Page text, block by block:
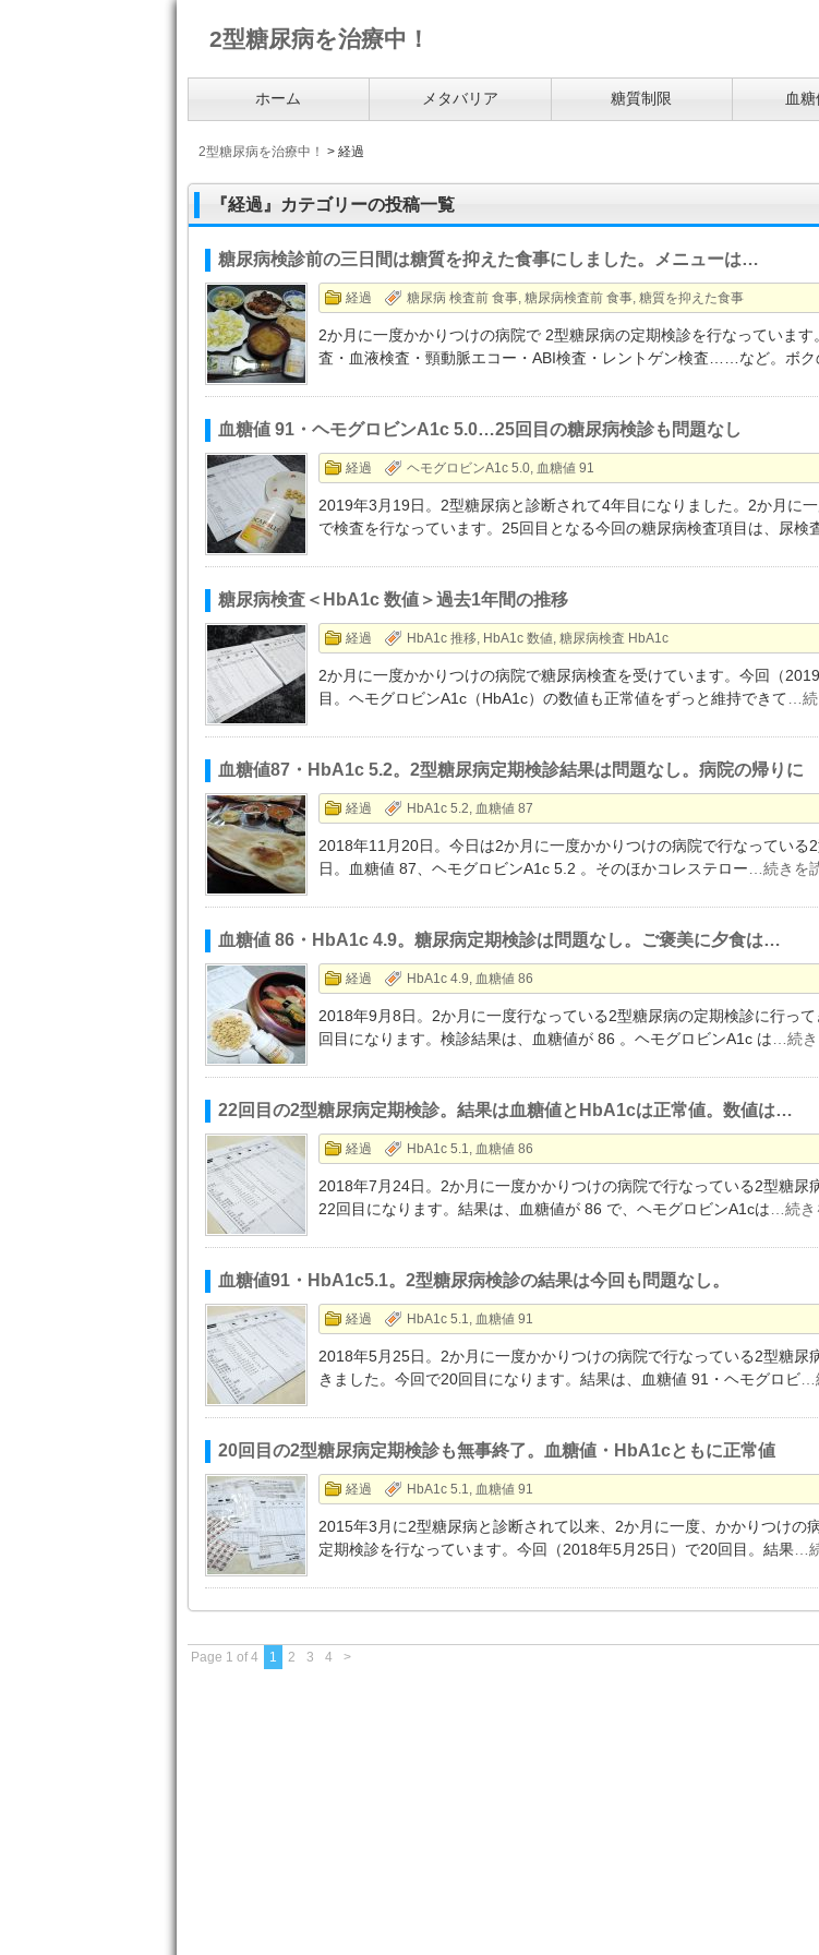
2型糖尿病を治療中！
ホーム メタバリア 糖質制限 血
2型糖尿病を治療中！ > 経過
『経過』カテゴリーの投稿一覧
糖尿病検診前の三日間は糖質を抑えた食事にしました。メニューは…
経過 糖尿病 検査前 食事, 糖尿病検査前 食事, 糖質を抑えた食事
2か月に一度かかりつけの病院で 2型糖尿病の定期検診を行なっています
査・血液検査・頸動脈エコー・ABI検査・レントゲン検査……など。ボク
血糖値 91・ヘモグロビンA1c 5.0…25回目の糖尿病検診も問題なし
経過 ヘモグロビンA1c 5.0, 血糖値 91
2019年3月19日。2型糖尿病と診断されて4年目になりました。2か月に
で検査を行なっています。25回目となる今回の糖尿病検査項目は、尿検
糖尿病検査＜HbA1c 数値＞過去1年間の推移
経過 HbA1c 推移, HbA1c 数値, 糖尿病検査 HbA1c
2か月に一度かかりつけの病院で糖尿病検査を受けています。今回（
目。ヘモグロビンA1c（HbA1c）の数値も正常値をずっと維持できて …
血糖値87・HbA1c 5.2。2型糖尿病定期検診結果は問題なし。病院の帰りに
経過 HbA1c 5.2, 血糖値 87
2018年11月20日。今日は2か月に一度かかりつけの病院で行なっている
日。血糖値 87、ヘモグロビンA1c 5.2 。そのほかコレステロー …続きを
血糖値 86・HbA1c 4.9。糖尿病定期検診は問題なし。ご褒美に夕食は…
経過 HbA1c 4.9, 血糖値 86
2018年9月8日。2か月に一度行なっている2型糖尿病の定期検診に行っ
回目になります。検診結果は、血糖値が 86 。ヘモグロビンA1c は …続
22回目の2型糖尿病定期検診。結果は血糖値とHbA1cは正常値。数値は…
経過 HbA1c 5.1, 血糖値 86
2018年7月24日。2か月に一度かかりつけの病院で行なっている2型糖尿
22回目になります。結果は、血糖値が 86 で、ヘモグロビンA1cは …続
血糖値91・HbA1c5.1。2型糖尿病検診の結果は今回も問題なし。
経過 HbA1c 5.1, 血糖値 91
2018年5月25日。2か月に一度かかりつけの病院で行なっている2型糖尿
きました。今回で20回目になります。結果は、血糖値 91・ヘモグロビ
20回目の2型糖尿病定期検診も無事終了。血糖値・HbA1cともに正常値
経過 HbA1c 5.1, 血糖値 91
2015年3月に2型糖尿病と診断されて以来、2か月に一度、かかりつけの
定期検診を行なっています。今回（2018年5月25日）で20回目。結果 …
Page 1 of 4 1 2 3 4 >